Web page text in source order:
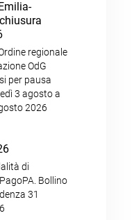
regionale
OdG
per pausa
3 agosto a
2026
di
Bollino
31